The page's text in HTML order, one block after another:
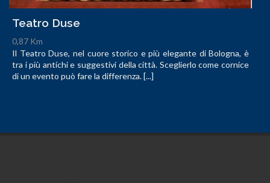
Teatro Duse
0,87 Km
Il Teatro Duse, nel cuore storico e più elegante di Bologna, è
tra i più antichi e suggestivi della città. Sceglierlo come cornice
di un evento può fare la differenza. [...]